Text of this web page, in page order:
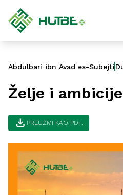
Abdulbari ibn Avad es-Subejti
Želje i
download PREUZMI KAO PDF.